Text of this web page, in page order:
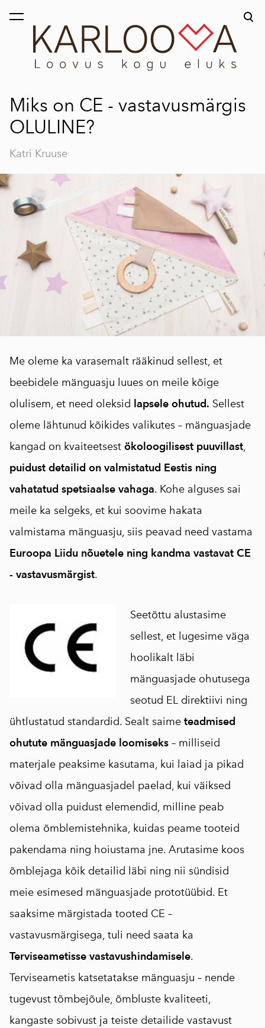
lisati ostukorvi.
Miks on CE - vastavusmärgis
OLULINE?
Katri Kruuse
Me oleme ka varasemalt rääkinud sellest, et
beebidele mänguasju luues on meile kõige
olulisem, et need oleksid lapsele ohutud. Sellest
oleme lähtunud kõikides valikutes – mänguasjade
kangad on kvaiteetsest ökoloogilisest puuvillast,
puidust detailid on valmistatud Eestis ning
vahatatud spetsiaalse vahaga. Kohe alguses sai
meile ka selgeks, et kui soovime hakata
valmistama mänguasju, siis peavad need vastama
Euroopa Liidu nõuetele ning kandma vastavat CE
- vastavusmärgist.
Seetõttu alustasime
sellest, et lugesime väga
hoolikalt läbi
mänguasjade ohutusega
seotud EL direktiivi ning
ühtlustatud standardid. Sealt saime teadmised
ohutute mänguasjade loomiseks – milliseid
materjale peaksime kasutama, kui laiad ja pikad
võivad olla mänguasjadel paelad, kui väiksed
võivad olla puidust elemendid, milline peab
olema õmblemistehnika, kuidas peame tooteid
pakendama ning hoiustama jne. Arutasime koos
õmblejaga kõik detailid läbi ning nii sündisid
meie esimesed mänguasjade prototüübid. Et
saaksime märgistada tooted CE –
vastavusmärgisega, tuli need saata ka
Terviseametisse vastavushindamisele.
Terviseametis katsetatakse mänguasju – nende
tugevust tõmbejõule, õmbluste kvaliteeti,
kangaste sobivust ja teiste detailide vastavust